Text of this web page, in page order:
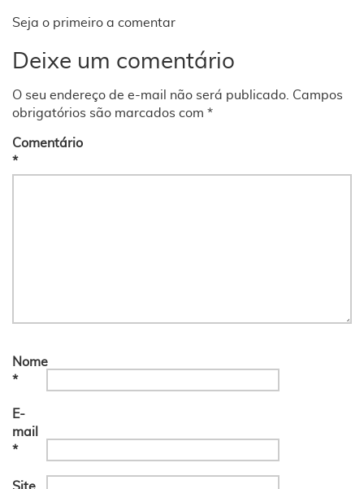
Seja o primeiro a comentar
Deixe um comentário
O seu endereço de e-mail não será publicado. Campos
obrigatórios são marcados com *
Comentário
*
Nome
*
E-
mail
*